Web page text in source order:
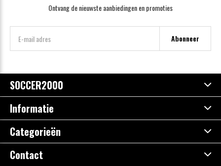
Ontvang de nieuwste aanbiedingen en promoties
Abonneer
SOCCER2000
Informatie
Categorieën
Contact